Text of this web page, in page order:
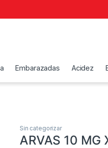
Embarazadas Acidez
Sin categorizar
ARVAS 10 MG